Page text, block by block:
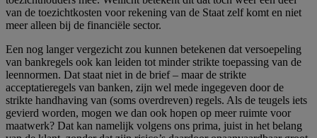
van de toezichtkosten voor rekening van de Staat zelf komt en niet
meer alleen bij de financiële sector.
Een nog langer vergezicht zou kunnen betekenen dat versoepeling
van bankregels ook kan leiden tot minder strikte toepassing van de
leennormen. Dat staat niet in de brief – maar de strikte
acceptatieregels van banken, zijn wel mede ingegeven door de
strikte handhaving van (soms overdreven) regels. Als de teugels iets
gevierd worden, mogen we dan ook hopen op meer ruimte voor
maatwerk? Dat kan namelijk volgens ons prima, juist in het belang